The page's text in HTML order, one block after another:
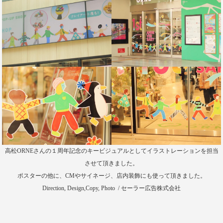
高松ORNEさんの１周年記念のキービジュアルとしてイラストレーションを担当
させて頂きました。
ポスターの他に、CMやサイネージ、店内装飾にも使って頂きました。
Direction, Design,Copy, Photo / セーラー広告株式会社